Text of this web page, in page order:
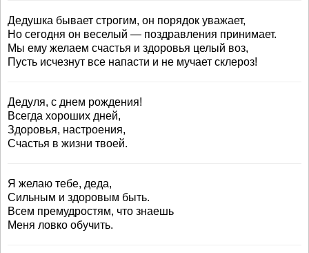
Дедушка бывает строгим, он порядок уважает,
Но сегодня он веселый — поздравления принимает.
Мы ему желаем счастья и здоровья целый воз,
Пусть исчезнут все напасти и не мучает склероз!
Дедуля, с днем рождения!
Всегда хороших дней,
Здоровья, настроения,
Счастья в жизни твоей.
Я желаю тебе, деда,
Сильным и здоровым быть.
Всем премудростям, что знаешь
Меня ловко обучить.